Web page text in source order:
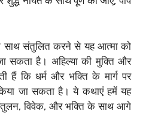
साथ संतुलित करने से यह आत्मा को
सकता है। अहिल्या की मुक्ति और
हैं कि धर्म और भक्ति के मार्ग पर
जा सकता है। ये कथाएं हमें यह
विवेक, और भक्ति के साथ आगे